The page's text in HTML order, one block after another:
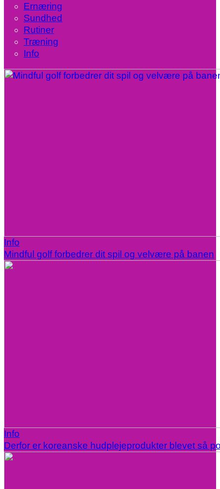
Ernæring
Sundhed
Rutiner
Træning
Info
Info
Mindful golf forbedrer dit spil og velvære på banen
Info
Derfor er koreanske hudplejeprodukter blevet så